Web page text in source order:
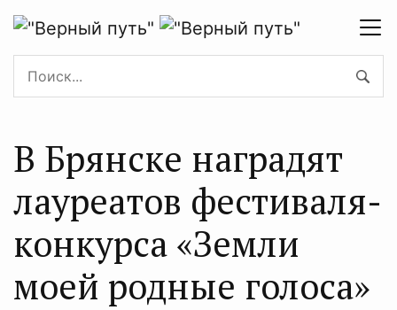
В Брянске наградят
лауреатов фестиваля-
конкурса «Земли
моей родные голоса»